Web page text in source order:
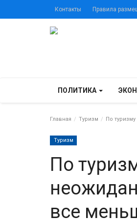
Контакты Правила
ПОЛИТИКА
Главная Туризм По
Туризм
По
все